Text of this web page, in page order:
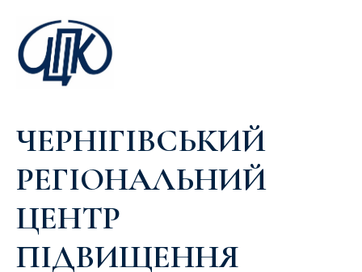
ЧЕРНІГІВСЬКИЙ
РЕГІОНАЛЬНИЙ
ЦЕНТР
ПІДВИЩЕННЯ